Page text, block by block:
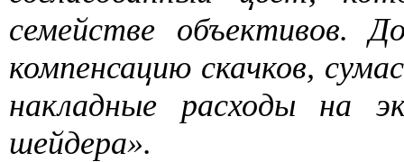
семействе объективов.
компенсацию скачков,
накладные расходы на
шейдера».